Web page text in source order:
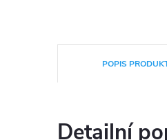
POPIS
Detailní